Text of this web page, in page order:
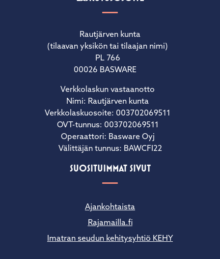
Rautjärven kunta
(tilaavan yksikön tai tilaajan nimi)
PL 766
00026 BASWARE
Verkkolaskun vastaanotto
Nimi: Rautjärven kunta
Verkkolaskuosoite: 003702069511
OVT-tunnus: 003702069511
Operaattori: Basware Oyj
Välittäjän tunnus: BAWCFI22
SUOSITUIMMAT SIVUT
Ajankohtaista
Rajamailla.fi
Imatran seudun kehitysyhtiö KEHY